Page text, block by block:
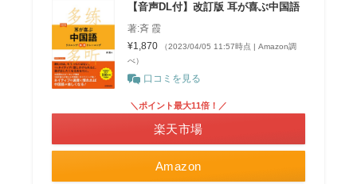
【音声DL付】改訂版 耳が喜ぶ中国語
著:斉 霞
¥1,870
（2023/04/05 11:57時点 | Amazon調
べ）
口コミを見る
Amazon
＼ポイント最大11倍！／
楽天市場